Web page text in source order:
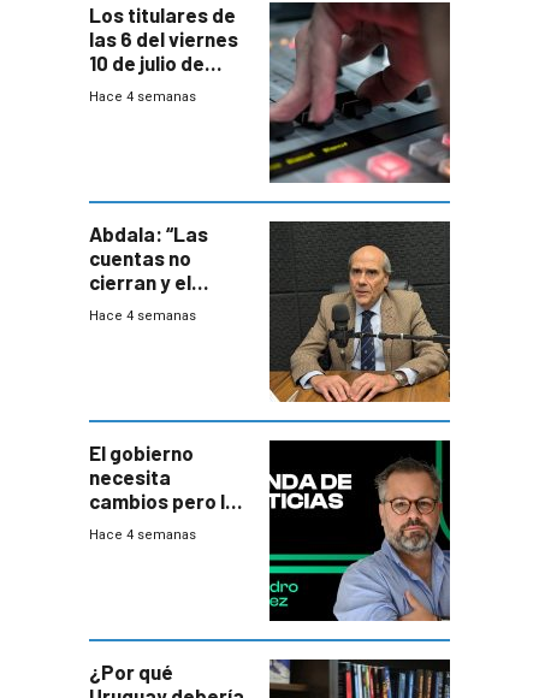
Los titulares de
las 6 del viernes
10 de julio de
2026
Hace 4 semanas
Abdala: “Las
cuentas no
cierran y el
balance del
Hace 4 semanas
El gobierno
necesita
cambios pero los
ministros tienen
Hace 4 semanas
¿Por qué